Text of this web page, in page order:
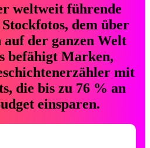
weltweit führende
dem über
auf der ganzen Welt
befähigt Marken,
mit
die bis zu 76 % an
einsparen.